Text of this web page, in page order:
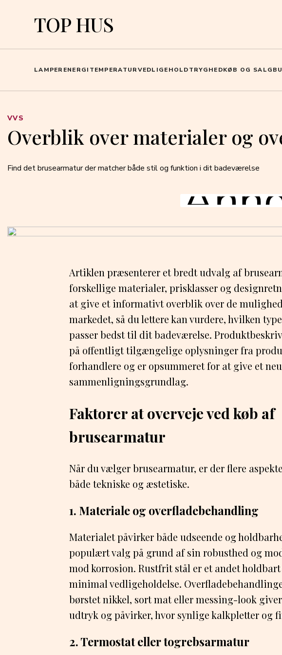
TOP HUS
LAMPERENERGI TEMPERATURVEDLIGEHOLDTRYGHEDKØB OG SALG
Overblik over materialer og
Find det brusearmatur der matcher både stil og funktion i dit badeværelse
VVS
Artiklen præsenterer et bredt udvalg af
forskellige materialer, prisklasser og
at give et informativt overblik over de
markedet, så du lettere kan vurdere, hvilken
passer bedst til dit badeværelse.
på offentligt tilgængelige oplysninger fra
forhandlere og er opsummeret for at give et
sammenligningsgrundlag.
Faktorer at overveje ved køb af
brusearmatur
Når du vælger brusearmatur, er der flere
både tekniske og æstetiske.
1. Materiale og overfladebehandling
Materialet påvirker både udseende og
populært valg på grund af sin robusthed og
mod korrosion. Rustfrit stål er et andet
minimal vedligeholdelse.
børstet nikkel, sort mat eller messing-look
udtryk og påvirker, hvor synlige kalkpletter og
2. Termostat eller togrebsarmatur